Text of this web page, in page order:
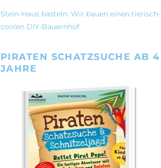
Stein-Haus basteln: Wir bauen einen tierisch-
coolen DIY-Bauernhof
PIRATEN SCHATZSUCHE AB 4
JAHRE